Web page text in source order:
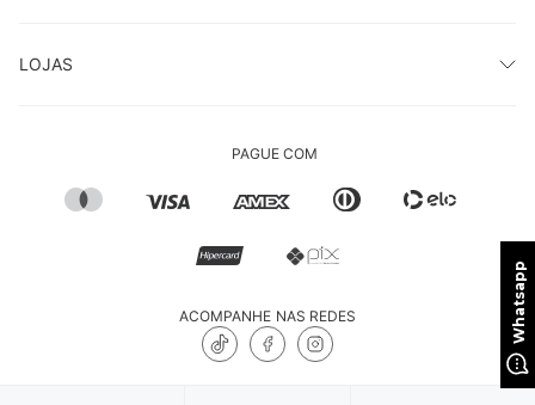
LOJAS
PAGUE COM
ACOMPANHE NAS REDES